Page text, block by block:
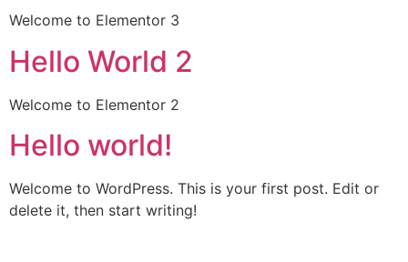
Welcome to Elementor 3
Hello World 2
Welcome to Elementor 2
Hello world!
Welcome to WordPress. This is your first post. Edit or
delete it, then start writing!